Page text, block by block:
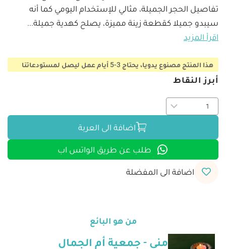
تفاصيل الحجر الجميلة، مثالي للإستخدام اليومي كما أنه
سيبدو جميلا كقطعة زينة مميزة، يصلح كهدية جميلة...
اقرأ المزيد
هذا المنتج مصنوع يدويا، يحتاج 3-5 أيام عمل ليصل لمستودعاتنا
أبرز النقاط
اضافة الى العربة
طلب عن طريق الواتس اب
اضافة الى المفضلة
من هو البائع
منى - جمعية أم الجمال